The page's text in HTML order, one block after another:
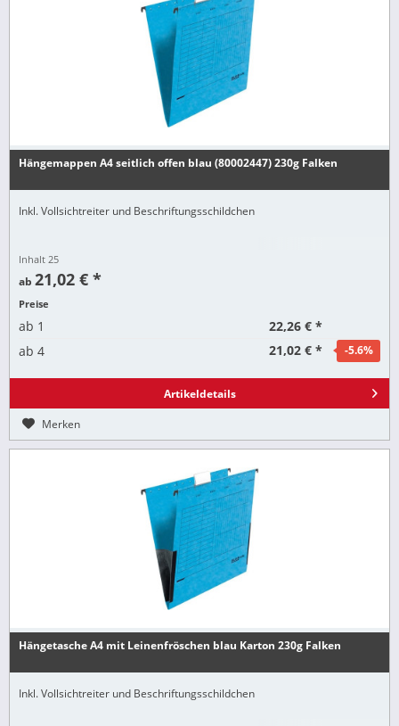
Hängemappen A4 seitlich offen blau (80002447) 230g Falken
Inkl. Vollsichtreiter und Beschriftungsschildchen
Inhalt 25
ab21,02 € *
Preise
ab 1
22,26 € *
ab 4 21,02 € * -5.6%
Artikeldetails
Merken
Hängetasche A4 mit Leinenfröschen blau Karton 230g Falken
Inkl. Vollsichtreiter und Beschriftungsschildchen